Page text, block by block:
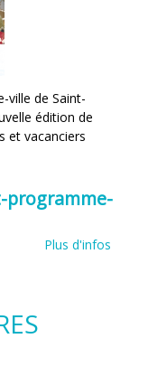
ville de Saint-
édition de
et vacanciers
programme-
Plus d'infos